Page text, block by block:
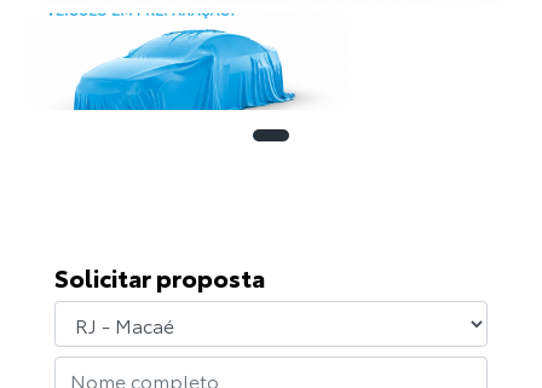
Solicitar proposta